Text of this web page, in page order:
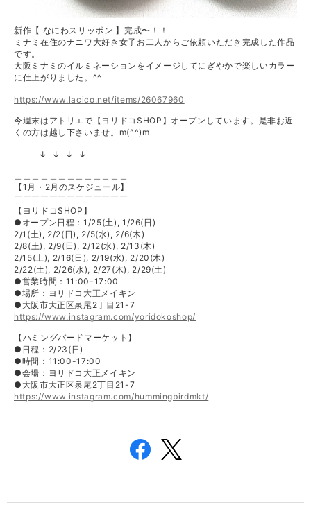
新作【 なにわスリッポン 】完成〜！！
ミナミ在住のナニワ大好き女子お二人からご依頼いただき完成した作品
です。
大阪ミナミのイルミネーションをイメージしてにぎやかで楽しいカラー
に仕上がりました。^^
https://www.lacico.net/items/26067960
今週末はアトリエで【ヨリドコSHOP】オープンしています。 是非お近
くの方は越し下さいませ。m(^^)m
↓ ↓ ↓ ↓
【1月・2月のスケジュール】
￣￣￣￣￣￣￣￣￣￣￣ ￣￣
【ヨリドコSHOP】
●オープン日程：1/25(土), 1/26(日)
2/1(土), 2/2(日), 2/5(水), 2/6(木)
2/8(土), 2/9(日), 2/12(水), 2/13(木)
2/15(土), 2/16(日), 2/19(水), 2/20(木)
2/22(土), 2/26(水), 2/27(木), 2/29(土)
●営業時間：11:00-17:00
●場所：ヨリドコ大正メイキン
●大阪市大正区泉尾2丁目21-7
https://www.instagram.com/yoridokoshop/
【ハミングバードマーケット】
●日程：2/23(日)
●時間：11:00-17:00
●会場：ヨリドコ大正メイキン
●大阪市大正区泉尾2丁目21-7
https://www.instagram.com/hummingbirdmkt/